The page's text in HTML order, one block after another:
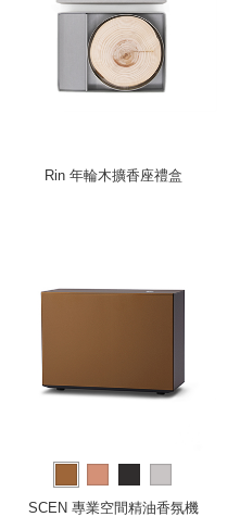
Rin 年輪木擴香座禮盒
SCEN 專業空間精油香氛機